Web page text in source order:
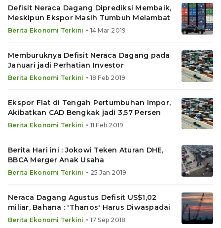
Defisit Neraca Dagang Diprediksi Membaik,
Meskipun Ekspor Masih Tumbuh Melambat
Berita Ekonomi Terkini • 14 Mar 2019
Memburuknya Defisit Neraca Dagang pada
Januari jadi Perhatian Investor
Berita Ekonomi Terkini • 18 Feb 2019
Ekspor Flat di Tengah Pertumbuhan Impor,
Akibatkan CAD Bengkak jadi 3,57 Persen
Berita Ekonomi Terkini • 11 Feb 2019
Berita Hari ini : Jokowi Teken Aturan DHE,
BBCA Merger Anak Usaha
Berita Ekonomi Terkini • 25 Jan 2019
Neraca Dagang Agustus Defisit US$1,02
miliar, Bahana : 'Thanos' Harus Diwaspadai
Berita Ekonomi Terkini • 17 Sep 2018